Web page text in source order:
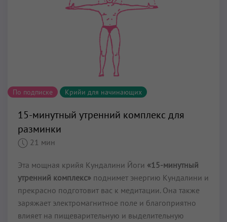
По подписке Крийи для начинающих
15-минутный утренний комплекс для
разминки
21 мин
Эта мощная крийя Кундалини Йоги «15-минутный
утренний комплекс» поднимет энергию Кундалини и
прекрасно подготовит вас к медитации. Она также
заряжает электромагнитное поле и благоприятно
влияет на пищеварительную и выделительную